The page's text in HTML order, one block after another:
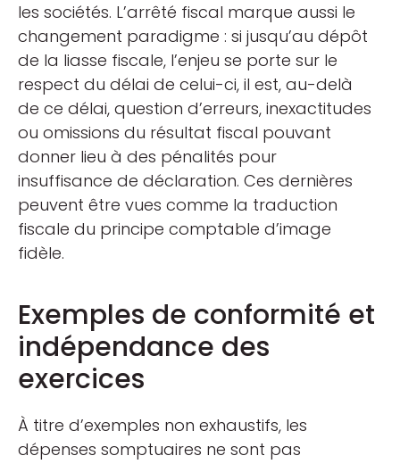
les sociétés. L’arrêté fiscal marque aussi le
changement paradigme : si jusqu’au dépôt
de la liasse fiscale, l’enjeu se porte sur le
respect du délai de celui-ci, il est, au-delà
de ce délai, question d’erreurs, inexactitudes
ou omissions du résultat fiscal pouvant
donner lieu à des pénalités pour
insuffisance de déclaration. Ces dernières
peuvent être vues comme la traduction
fiscale du principe comptable d’image
fidèle.
Exemples de conformité et
indépendance des
exercices
À titre d’exemples non exhaustifs, les
dépenses somptuaires ne sont pas